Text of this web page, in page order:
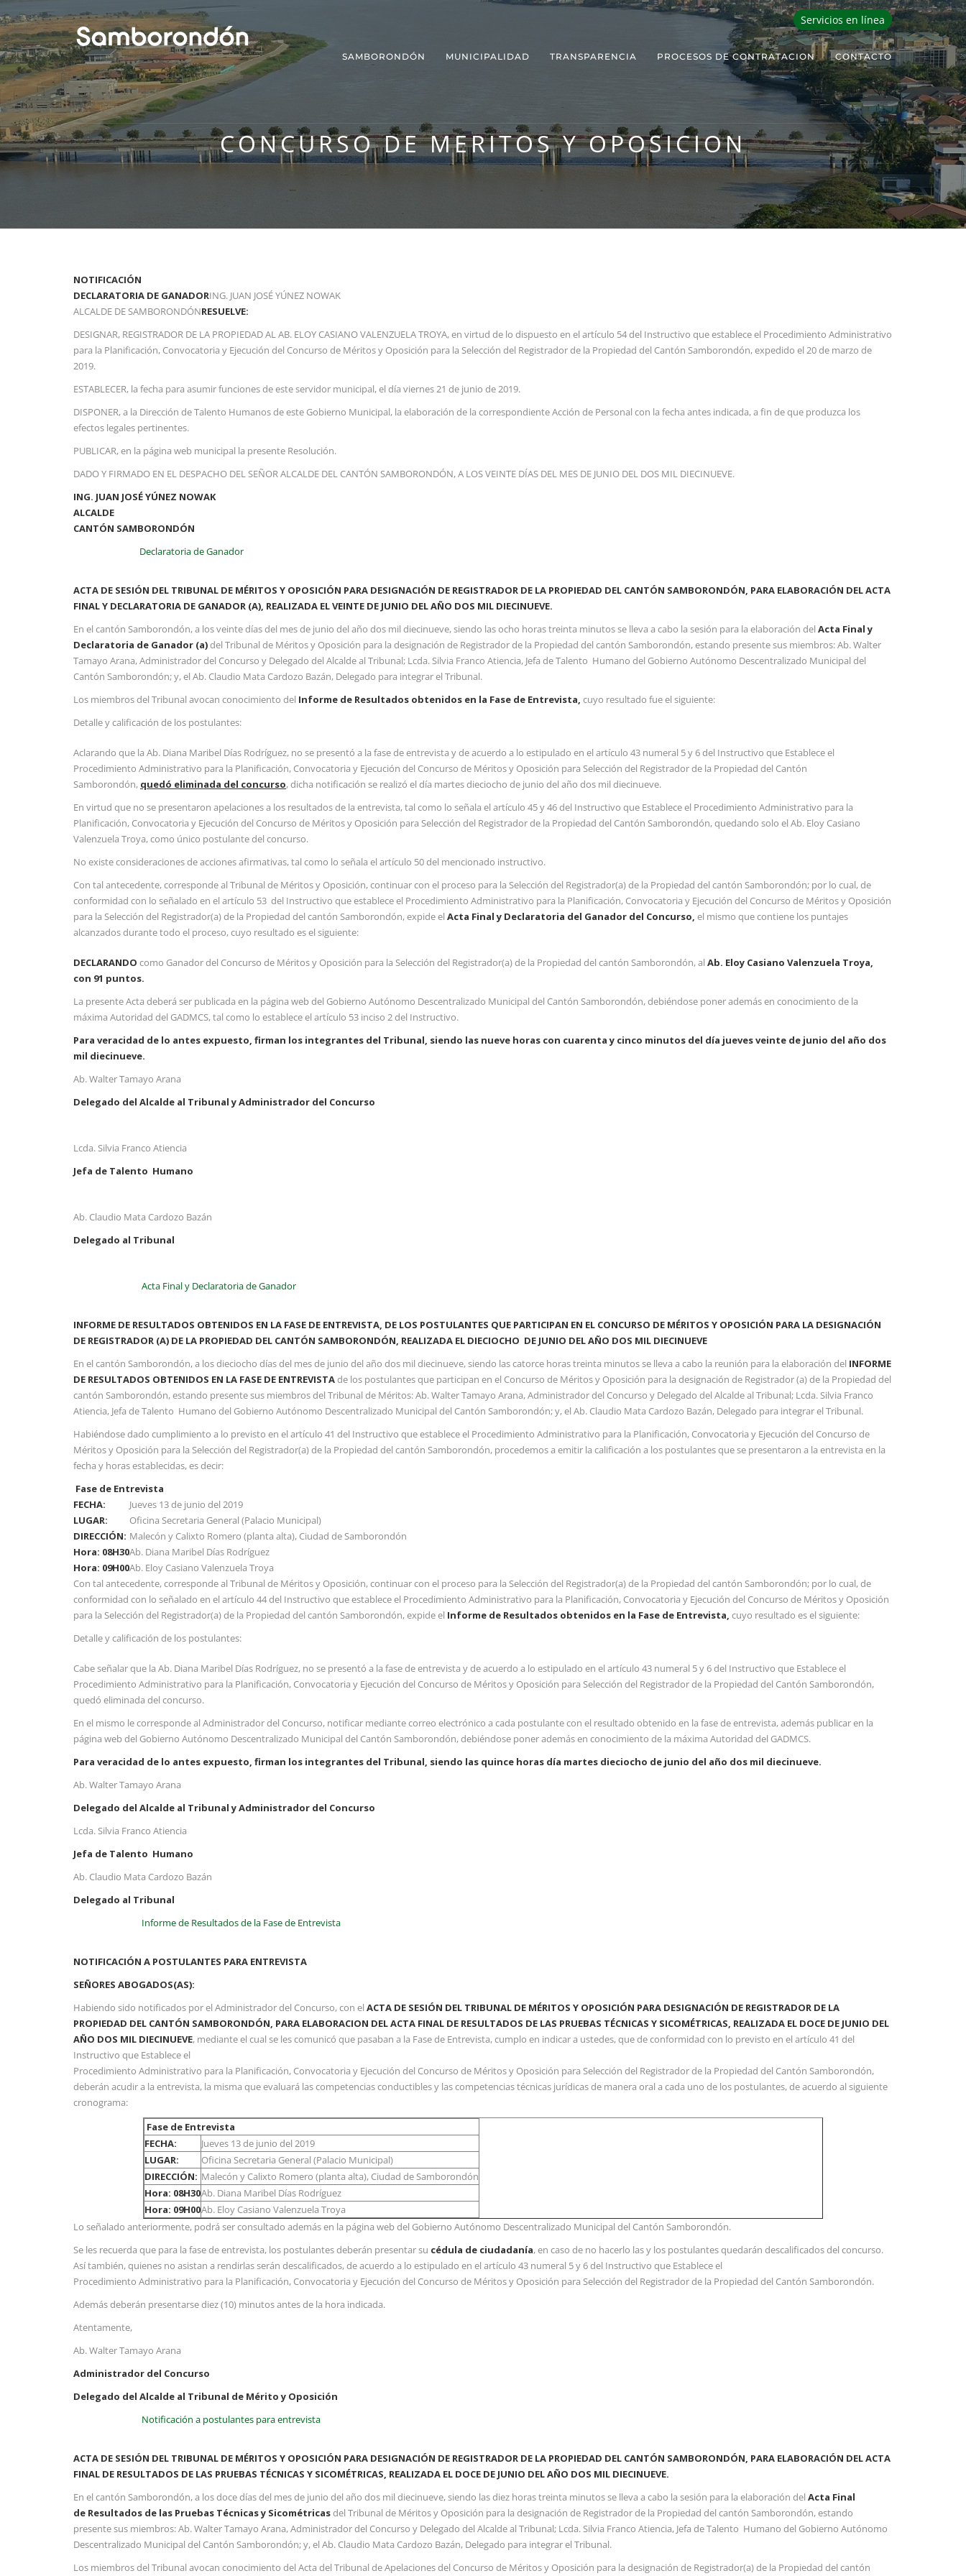
Servicios en línea
SAMBORONDÓN MUNICIPALIDAD TRANSPARENCIA PROCESOS DE CONTRATACION CONTACTO
CONCURSO DE MERITOS Y OPOSICION
NOTIFICACIÓN
DECLARATORIA DE GANADORING. JUAN JOSÉ YÚNEZ NOWAK
ALCALDE DE SAMBORONDÓNRESUELVE:
DESIGNAR, REGISTRADOR DE LA PROPIEDAD AL AB. ELOY CASIANO VALENZUELA TROYA, en virtud de lo dispuesto en el artículo 54 del Instructivo que establece el Procedimiento Administrativo
para la Planificación, Convocatoria y Ejecución del Concurso de Méritos y Oposición para la Selección del Registrador de la Propiedad del Cantón Samborondón, expedido el 20 de marzo de
2019.
ESTABLECER, la fecha para asumir funciones de este servidor municipal, el día viernes 21 de junio de 2019.
DISPONER, a la Dirección de Talento Humanos de este Gobierno Municipal, la elaboración de la correspondiente Acción de Personal con la fecha antes indicada, a fin de que produzca los
efectos legales pertinentes.
PUBLICAR, en la página web municipal la presente Resolución.
DADO Y FIRMADO EN EL DESPACHO DEL SEÑOR ALCALDE DEL CANTÓN SAMBORONDÓN, A LOS VEINTE DÍAS DEL MES DE JUNIO DEL DOS MIL DIECINUEVE.
ING. JUAN JOSÉ YÚNEZ NOWAK
ALCALDE
CANTÓN SAMBORONDÓN
Declaratoria de Ganador
ACTA DE SESIÓN DEL TRIBUNAL DE MÉRITOS Y OPOSICIÓN PARA DESIGNACIÓN DE REGISTRADOR DE LA PROPIEDAD DEL CANTÓN SAMBORONDÓN, PARA ELABORACIÓN DEL ACTA
FINAL Y DECLARATORIA DE GANADOR (A), REALIZADA EL VEINTE DE JUNIO DEL AÑO DOS MIL DIECINUEVE.
En el cantón Samborondón, a los veinte días del mes de junio del año dos mil diecinueve, siendo las ocho horas treinta minutos se lleva a cabo la sesión para la elaboración del Acta Finaly
Declaratoria de Ganador (a)del Tribunal de Méritos y Oposición para la designación de Registrador de la Propiedad del cantón Samborondón, estando presente sus miembros: Ab. Walter
Tamayo Arana, Administrador del Concurso y Delegado del Alcalde al Tribunal; Lcda. Silvia Franco Atiencia, Jefa de Talento Humano del Gobierno Autónomo Descentralizado Municipal del
Cantón Samborondón; y, el Ab. Claudio Mata Cardozo Bazán, Delegado para integrar el Tribunal.
Los miembros del Tribunal avocan conocimiento del Informe de Resultados obtenidos en la Fase de Entrevista, cuyo resultado fue el siguiente:
Detalle y calificación de los postulantes:
Aclarando que la Ab. Diana Maribel Días Rodríguez, no se presentó a la fase de entrevista y de acuerdo a lo estipulado en el artículo 43 numeral 5 y 6 del Instructivo que Establece el
Procedimiento Administrativo para la Planificación, Convocatoria y Ejecución del Concurso de Méritos y Oposición para Selección del Registrador de la Propiedad del Cantón
Samborondón, quedó eliminada del concurso, dicha notificación se realizó el día martes dieciocho de junio del año dos mil diecinueve.
En virtud que no se presentaron apelaciones a los resultados de la entrevista, tal como lo señala el artículo 45 y 46 del Instructivo que Establece el Procedimiento Administrativo para la
Planificación, Convocatoria y Ejecución del Concurso de Méritos y Oposición para Selección del Registrador de la Propiedad del Cantón Samborondón, quedando solo el Ab. Eloy Casiano
Valenzuela Troya, como único postulante del concurso.
No existe consideraciones de acciones afirmativas, tal como lo señala el artículo 50 del mencionado instructivo.
Con tal antecedente, corresponde al Tribunal de Méritos y Oposición, continuar con el proceso para la Selección del Registrador(a) de la Propiedad del cantón Samborondón; por lo cual, de
conformidad con lo señalado en el artículo 53 del Instructivo que establece el Procedimiento Administrativo para la Planificación, Convocatoria y Ejecución del Concurso de Méritos y Oposición
para la Selección del Registrador(a) de la Propiedad del cantón Samborondón, expide el Acta Final y Declaratoria del Ganador del Concurso, el mismo que contiene los puntajes
alcanzados durante todo el proceso, cuyo resultado es el siguiente:
DECLARANDO como Ganador del Concurso de Méritos y Oposición para la Selección del Registrador(a) de la Propiedad del cantón Samborondón, al Ab. Eloy Casiano Valenzuela Troya,
con 91 puntos.
La presente Acta deberá ser publicada en la página web del Gobierno Autónomo Descentralizado Municipal del Cantón Samborondón, debiéndose poner además en conocimiento de la
máxima Autoridad del GADMCS, tal como lo establece el artículo 53 inciso 2 del Instructivo.
Para veracidad de lo antes expuesto, firman los integrantes del Tribunal, siendo las nueve horas con cuarenta y cinco minutos del día jueves veinte de junio del año dos
mil diecinueve.
Ab. Walter Tamayo Arana
Delegado del Alcalde al Tribunal y Administrador del Concurso
Lcda. Silvia Franco Atiencia
Jefa de Talento Humano
Ab. Claudio Mata Cardozo Bazán
Delegado al Tribunal
Acta Final y Declaratoria de Ganador
INFORME DE RESULTADOS OBTENIDOS EN LA FASE DE ENTREVISTA, DE LOS POSTULANTES QUE PARTICIPAN EN EL CONCURSO DE MÉRITOS Y OPOSICIÓN PARA LA DESIGNACIÓN
DE REGISTRADOR (A) DE LA PROPIEDAD DEL CANTÓN SAMBORONDÓN, REALIZADA EL DIECIOCHO DE JUNIO DEL AÑO DOS MIL DIECINUEVE
En el cantón Samborondón, a los dieciocho días del mes de junio del año dos mil diecinueve, siendo las catorce horas treinta minutos se lleva a cabo la reunión para la elaboración del INFORME
DE RESULTADOS OBTENIDOS EN LA FASE DE ENTREVISTAde los postulantes que participan en el Concurso de Méritos y Oposición para la designación de Registrador (a) de la Propiedad del
cantón Samborondón, estando presente sus miembros del Tribunal de Méritos: Ab. Walter Tamayo Arana, Administrador del Concurso y Delegado del Alcalde al Tribunal; Lcda. Silvia Franco
Atiencia, Jefa de Talento Humano del Gobierno Autónomo Descentralizado Municipal del Cantón Samborondón; y, el Ab. Claudio Mata Cardozo Bazán, Delegado para integrar el Tribunal.
Habiéndose dado cumplimiento a lo previsto en el artículo 41 del Instructivo que establece el Procedimiento Administrativo para la Planificación, Convocatoria y Ejecución del Concurso de
Méritos y Oposición para la Selección del Registrador(a) de la Propiedad del cantón Samborondón, procedemos a emitir la calificación a los postulantes que se presentaron a la entrevista en la
fecha y horas establecidas, es decir:
Fase de Entrevista
FECHA:
​Jueves 13 de junio del 2019
LUGAR:
​Oficina Secretaria General (Palacio Municipal)
DIRECCIÓN: ​Malecón y Calixto Romero (planta alta), Ciudad de Samborondón
Hora: 08H30Ab. Diana Maribel Días Rodríguez
Hora: 09H00Ab. Eloy Casiano Valenzuela Troya
Con tal antecedente, corresponde al Tribunal de Méritos y Oposición, continuar con el proceso para la Selección del Registrador(a) de la Propiedad del cantón Samborondón; por lo cual, de
conformidad con lo señalado en el artículo 44 del Instructivo que establece el Procedimiento Administrativo para la Planificación, Convocatoria y Ejecución del Concurso de Méritos y Oposición
para la Selección del Registrador(a) de la Propiedad del cantón Samborondón, expide el Informe de Resultados obtenidos en la Fase de Entrevista, cuyo resultado es el siguiente:
Detalle y calificación de los postulantes:
Cabe señalar que la Ab. Diana Maribel Días Rodríguez, no se presentó a la fase de entrevista y de acuerdo a lo estipulado en el artículo 43 numeral 5 y 6 del Instructivo que Establece el
Procedimiento Administrativo para la Planificación, Convocatoria y Ejecución del Concurso de Méritos y Oposición para Selección del Registrador de la Propiedad del Cantón Samborondón,
quedó eliminada del concurso.
En el mismo le corresponde al Administrador del Concurso, notificar mediante correo electrónico a cada postulante con el resultado obtenido en la fase de entrevista, además publicar en la
página web del Gobierno Autónomo Descentralizado Municipal del Cantón Samborondón, debiéndose poner además en conocimiento de la máxima Autoridad del GADMCS.
Para veracidad de lo antes expuesto, firman los integrantes del Tribunal, siendo las quince horas día martes dieciocho de junio del año dos mil diecinueve.
Ab. Walter Tamayo Arana
Delegado del Alcalde al Tribunal y Administrador del Concurso
Lcda. Silvia Franco Atiencia
Jefa de Talento Humano
Ab. Claudio Mata Cardozo Bazán
Delegado al Tribunal
Informe de Resultados de la Fase de Entrevista
NOTIFICACIÓN A POSTULANTES PARA ENTREVISTA
SEÑORES ABOGADOS(AS):
Habiendo sido notificados por el Administrador del Concurso, con el ACTA DE SESIÓN DEL TRIBUNAL DE MÉRITOS Y OPOSICIÓN PARA DESIGNACIÓN DE REGISTRADOR DE LA
PROPIEDAD DEL CANTÓN SAMBORONDÓN, PARA ELABORACION DEL ACTA FINAL DE RESULTADOS DE LAS PRUEBAS TÉCNICAS Y SICOMÉTRICAS, REALIZADA EL DOCE DE JUNIO DEL
AÑO DOS MIL DIECINUEVE, mediante el cual se les comunicó que pasaban a la Fase de Entrevista, cumplo en indicar a ustedes, que de conformidad con lo previsto en el artículo 41 del
Instructivo que Establece el
Procedimiento Administrativo para la Planificación, Convocatoria y Ejecución del Concurso de Méritos y Oposición para Selección del Registrador de la Propiedad del Cantón Samborondón,
deberán acudir a la entrevista, la misma que evaluará las competencias conductibles y las competencias técnicas jurídicas de manera oral a cada uno de los postulantes, de acuerdo al siguiente
cronograma:
Fase de Entrevista
FECHA:
​Jueves 13 de junio del 2019
LUGAR:
​Oficina Secretaria General (Palacio Municipal)
DIRECCIÓN: ​Malecón y Calixto Romero (planta alta), Ciudad de Samborondón
Hora: 08H30Ab. Diana Maribel Días Rodríguez
Hora: 09H00Ab. Eloy Casiano Valenzuela Troya
Lo señalado anteriormente, podrá ser consultado además en la página web del Gobierno Autónomo Descentralizado Municipal del Cantón Samborondón.
Se les recuerda que para la fase de entrevista, los postulantes deberán presentar su cédula de ciudadanía, en caso de no hacerlo las y los postulantes quedarán descalificados del concurso.
Así también, quienes no asistan a rendirlas serán descalificados, de acuerdo a lo estipulado en el artículo 43 numeral 5 y 6 del Instructivo que Establece el
Procedimiento Administrativo para la Planificación, Convocatoria y Ejecución del Concurso de Méritos y Oposición para Selección del Registrador de la Propiedad del Cantón Samborondón.
Además deberán presentarse diez (10) minutos antes de la hora indicada.
Atentamente,
Ab. Walter Tamayo Arana
Administrador del Concurso
Delegado del Alcalde al Tribunal de Mérito y Oposición
Notificación a postulantes para entrevista
ACTA DE SESIÓN DEL TRIBUNAL DE MÉRITOS Y OPOSICIÓN PARA DESIGNACIÓN DE REGISTRADOR DE LA PROPIEDAD DEL CANTÓN SAMBORONDÓN, PARA ELABORACIÓN DEL ACTA
FINAL DE RESULTADOS DE LAS PRUEBAS TÉCNICAS Y SICOMÉTRICAS, REALIZADA EL DOCE DE JUNIO DEL AÑO DOS MIL DIECINUEVE.
En el cantón Samborondón, a los doce días del mes de junio del año dos mil diecinueve, siendo las diez horas treinta minutos se lleva a cabo la sesión para la elaboración del Acta Final
de Resultados de las Pruebas Técnicas y Sicométricasdel Tribunal de Méritos y Oposición para la designación de Registrador de la Propiedad del cantón Samborondón, estando
presente sus miembros: Ab. Walter Tamayo Arana, Administrador del Concurso y Delegado del Alcalde al Tribunal; Lcda. Silvia Franco Atiencia, Jefa de Talento Humano del Gobierno Autónomo
Descentralizado Municipal del Cantón Samborondón; y, el Ab. Claudio Mata Cardozo Bazán, Delegado para integrar el Tribunal.
Los miembros del Tribunal avocan conocimiento del Acta del Tribunal de Apelaciones del Concurso de Méritos y Oposición para la designación de Registrador(a) de la Propiedad del cantón